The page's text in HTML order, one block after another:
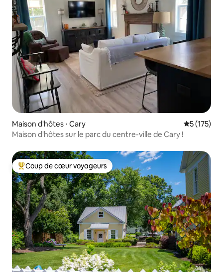
Maison d'hôtes ⋅ Cary Évaluation
5 (175)
Maison d'hôtes sur le parc du centre-ville de Cary !
Coups de cœur voyageurs les plus appréciés
Coup de cœur voyageurs